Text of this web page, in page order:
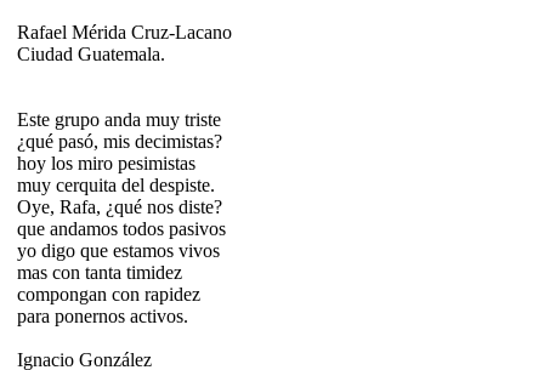
Rafael Mérida Cruz-Lacano
Ciudad Guatemala.
Este grupo anda muy triste
¿qué pasó, mis decimistas?
hoy los miro pesimistas
muy cerquita del despiste.
Oye, Rafa, ¿qué nos diste?
que andamos todos pasivos
yo digo que estamos vivos
mas con tanta timidez
compongan con rapidez
para ponernos activos.
Ignacio González